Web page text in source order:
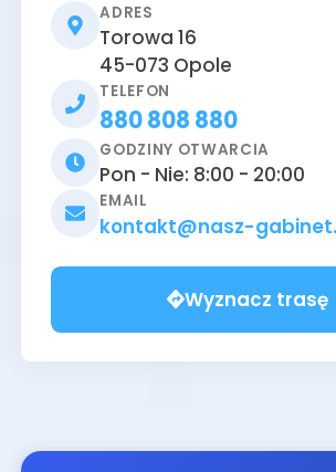
ADRES
Torowa 16
45-073 Opole
TELEFON
880 808 880
GODZINY OTWARCIA
Pon - Nie: 8:00 - 20:00
EMAIL
kontakt@nasz-
Wyznacz trasę